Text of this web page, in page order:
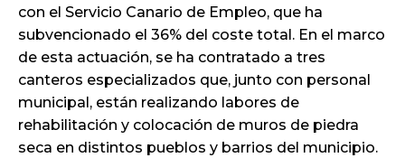
con el Servicio Canario de Empleo, que ha
subvencionado el 36% del coste total. En el marco
de esta actuación, se ha contratado a tres
canteros especializados que, junto con personal
municipal, están realizando labores de
rehabilitación y colocación de muros de piedra
seca en distintos pueblos y barrios del municipio.